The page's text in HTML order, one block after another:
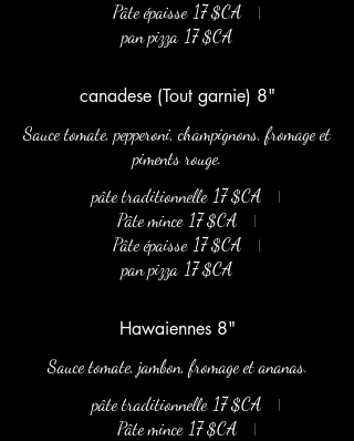
Pâte épaisse 17 $CA
pan pizza 17 $CA
canadese (Tout garnie) 8"
Sauce tomate, pepperoni, champignons, fromage et
piments rouge.
pâte traditionnelle 17 $CA
Pâte mince 17 $CA
Pâte épaisse 17 $CA
pan pizza 17 $CA
Hawaiennes 8"
Sauce tomate, jambon, fromage et ananas.
pâte traditionnelle 17 $CA
Pâte mince 17 $CA